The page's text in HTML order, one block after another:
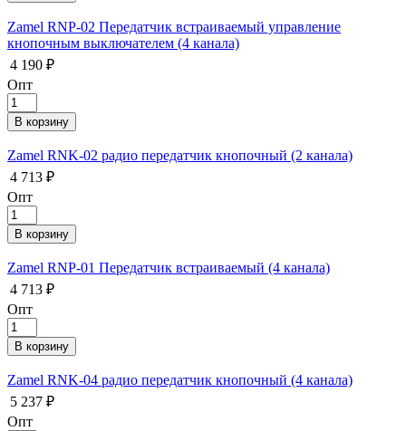
Zamel RNP-02 Передатчик встраиваемый управление
кнопочным выключателем (4 канала)
4 190 ₽
Опт
Zamel RNK-02 радио передатчик кнопочный (2 канала)
4 713 ₽
Опт
Zamel RNP-01 Передатчик встраиваемый (4 канала)
4 713 ₽
Опт
Zamel RNK-04 радио передатчик кнопочный (4 канала)
5 237 ₽
Опт